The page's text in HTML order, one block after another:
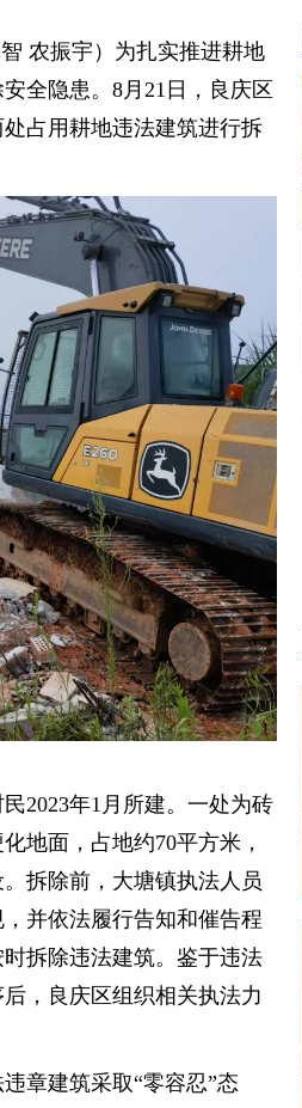
农振宇）为扎实推进耕地
全隐患。8月21日，良庆区
占用耕地违法建筑进行拆
2023年1月所建。一处为砖
地面，占地约70平方米，
拆除前，大塘镇执法人员
并依法履行告知和催告程
拆除违法建筑。鉴于违法
，良庆区组织相关执法力
章建筑采取“零容忍”态